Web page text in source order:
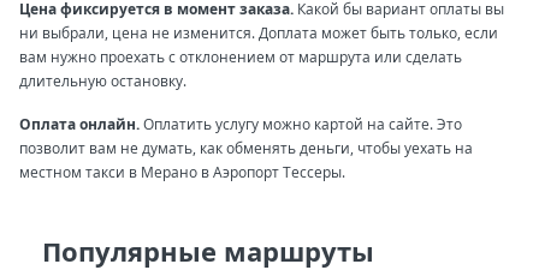
Цена фиксируется в момент заказа. Какой бы вариант оплаты вы
ни выбрали, цена не изменится. Доплата может быть только, если
вам нужно проехать с отклонением от маршрута или сделать
длительную остановку.
Оплата онлайн.Оплатить услугу можно картой на сайте. Это
позволит вам не думать, как обменять деньги, чтобы уехать на
местном такси в Мерано в Аэропорт Тессеры.
Популярные маршруты